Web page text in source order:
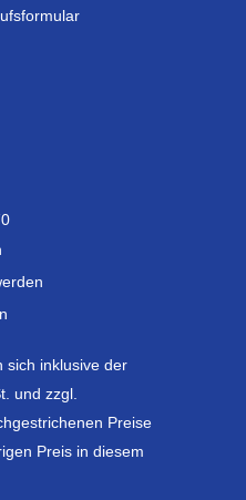
sich inklusive der
und zzgl.
Preise
Preis in diesem